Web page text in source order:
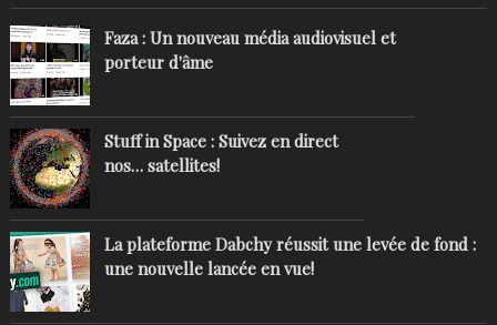
Faza : Un nouveau média audiovisuel et
porteur d'âme
Stuff in Space : Suivez en direct
nos… satellites!
La plateforme Dabchy réussit une levée de fond :
une nouvelle lancée en vue!